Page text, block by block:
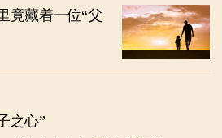
竟藏着一位“父
之心”